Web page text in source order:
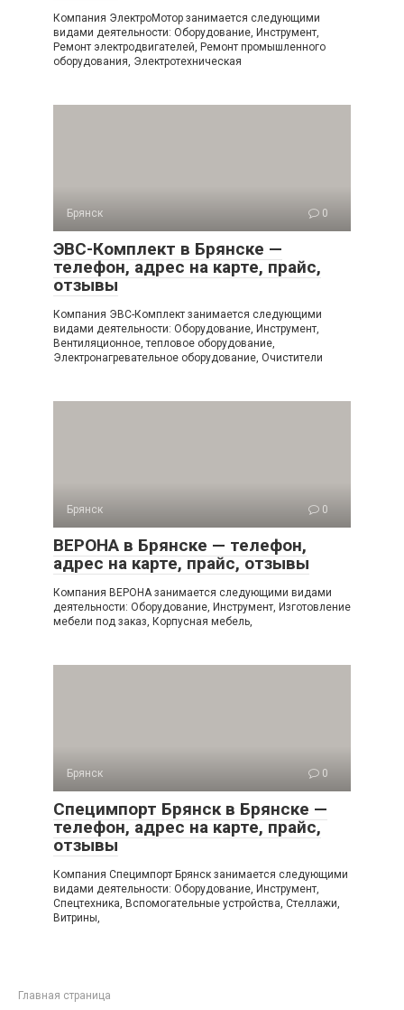
Компания ЭлектроМотор занимается следующими
видами деятельности: Оборудование, Инструмент,
Ремонт электродвигателей, Ремонт промышленного
оборудования, Электротехническая
Брянск 0
ЭВС-Комплект в Брянске —
телефон, адрес на карте, прайс,
отзывы
Компания ЭВС-Комплект занимается следующими
видами деятельности: Оборудование, Инструмент,
Вентиляционное, тепловое оборудование,
Электронагревательное оборудование, Очистители
Брянск 0
ВЕРОНА в Брянске — телефон,
адрес на карте, прайс, отзывы
Компания ВЕРОНА занимается следующими видами
деятельности: Оборудование, Инструмент, Изготовление
мебели под заказ, Корпусная мебель,
Брянск 0
Специмпорт Брянск в Брянске —
телефон, адрес на карте, прайс,
отзывы
Компания Специмпорт Брянск занимается следующими
видами деятельности: Оборудование, Инструмент,
Спецтехника, Вспомогательные устройства, Стеллажи,
Витрины,
Главная страница